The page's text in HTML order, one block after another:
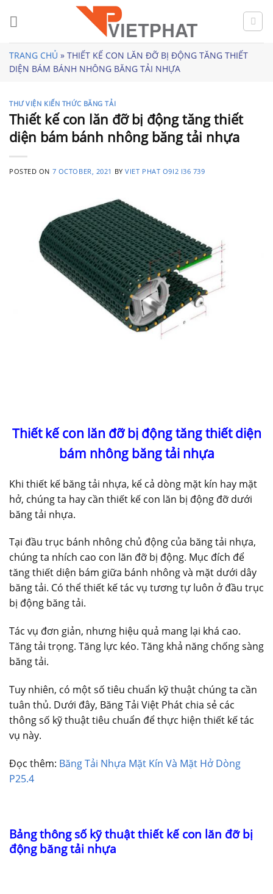
TRANG CHỦ » THIẾT KẾ CON LĂN ĐỠ BỊ ĐỘNG TĂNG THIẾT
DIỆN BÁM BÁNH NHÔNG BĂNG TẢI NHỰA
THƯ VIỆN KIẾN THỨC BĂNG TẢI
Thiết kế con lăn đỡ bị động tăng thiết
diện bám bánh nhông băng tải nhựa
POSTED ON 7 OCTOBER, 2021 BYVIET PHAT O9I2 I36 739
Thiết kế con lăn đỡ bị động tăng thiết diện
bám nhông băng tải nhựa
Khi thiết kế băng tải nhựa, kể cả dòng mặt kín hay mặt
hở, chúng ta hay cần thiết kế con lăn bị động đỡ dưới
băng tải nhựa.
Tại đầu trục bánh nhông chủ động của băng tải nhựa,
chúng ta nhích cao con lăn đỡ bị động. Mục đích để
tăng thiết diện bám giữa bánh nhông và mặt dưới dây
băng tải. Có thể thiết kế tác vụ tương tự luôn ở đầu trục
bị động băng tải.
Tác vụ đơn giản, nhưng hiệu quả mang lại khá cao.
Tăng tải trọng. Tăng lực kéo. Tăng khả năng chống sàng
băng tải.
Tuy nhiên, có một số tiêu chuẩn kỹ thuật chúng ta cần
tuân thủ. Dưới đây, Băng Tải Việt Phát chia sẻ các
thông số kỹ thuật tiêu chuẩn để thực hiện thiết kế tác
vụ này.
Đọc thêm: Băng Tải Nhựa Mặt Kín Và Mặt Hở Dòng
P25.4
Bảng thông số kỹ thuật thiết kế con lăn đỡ bị
động băng tải nhựa